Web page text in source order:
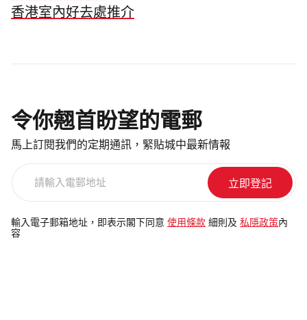
香港室內好去處推介
令你翹首盼望的電郵
馬上訂閱我們的定期通訊，緊貼城中最新情報
電
郵
輸入電子郵箱地址，即表示閣下同意 使用條款 細則及 私隱政策 內
容